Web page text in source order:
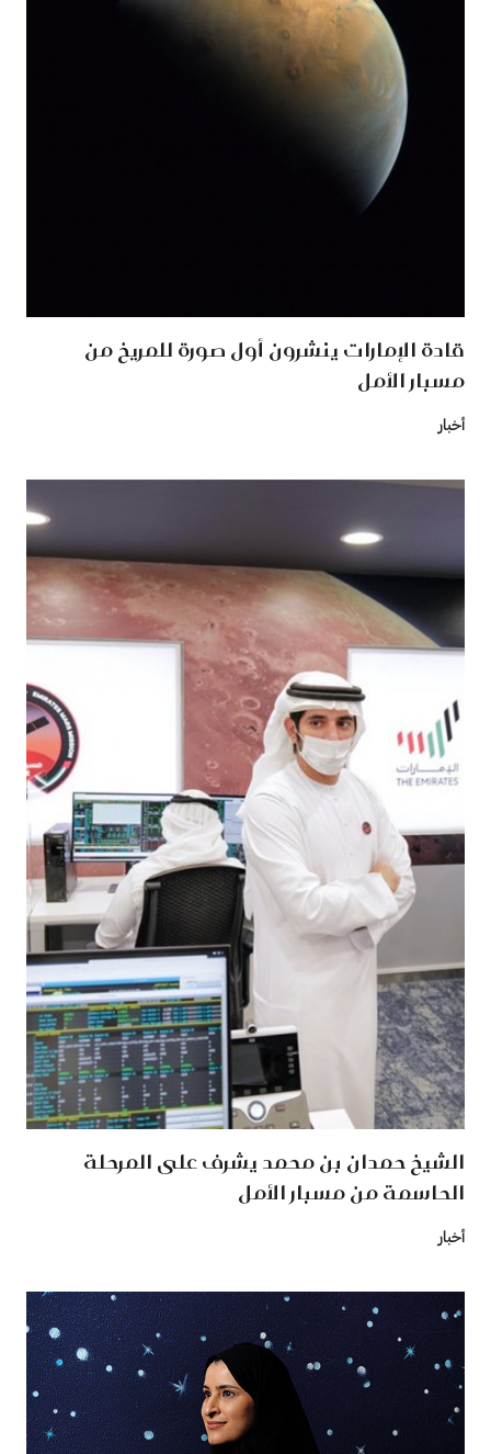
قادة الإمارات ينشرون أول صورة للمريخ من
مسبار الأمل
أخبار
الشيخ حمدان بن محمد يشرف على المرحلة
الحاسمة من مسبار الأمل
أخبار